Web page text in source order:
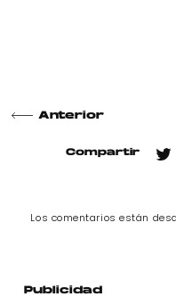
Anterior
Compartir
Los comentarios están
Publicidad